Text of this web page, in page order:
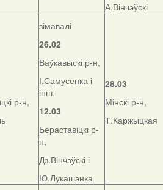
А.Вінчэўскі
р-н,
зімавалі
26.02
Ваўкавыскі р-н,
І.Самусенка і
інш.
12.03
Бераставіцкі р-
н,
Дз.Вінчэўскі і
Ю.Лукашэнка
28.03
Мінскі р-н,
Т.Каржыцкая